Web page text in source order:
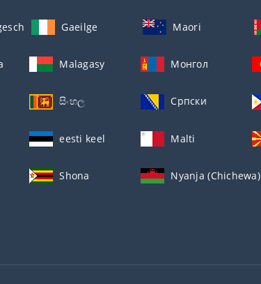
Gaeilge Maori
Malagasy Монгол
සිංහල Српски
eesti keel Malti
Shona Nyanja (Chichewa)